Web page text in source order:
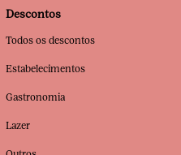
Descontos
Todos os descontos
Estabelecimentos
Gastronomia
Lazer